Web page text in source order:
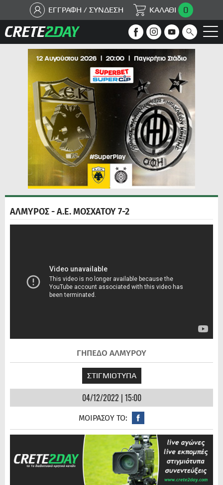
ΕΓΓΡΑΦΗ / ΣΥΝΔΕΣΗ ΚΑΛΑΘΙ 0
ΑΛΜΥΡΟΣ - Α.Ε. ΜΟΣΧΑΤΟΥ 7-2
ΓΗΠΕΔΟ ΑΛΜΥΡΟΥ
ΣΤΙΓΜΙΟΤΥΠΑ
04/12/2022 | 15:00
ΜΟΙΡΑΣΟΥ ΤΟ: